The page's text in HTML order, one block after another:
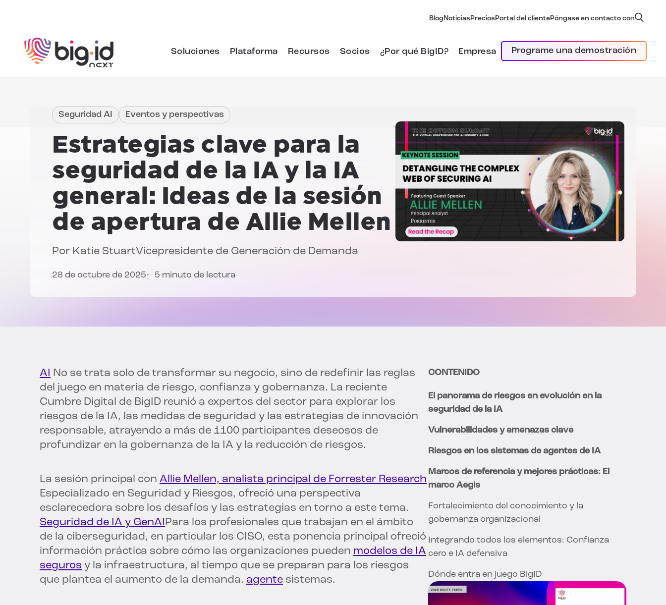
Blog Noticias Precios Portal del clientePóngase en contacto con
Soluciones Plataforma Recursos Socios ¿Por qué BigID? Empresa Programe una demostración
Seguridad AI Eventos y perspectivas
Estrategias clave para la
seguridad de la IA y la IA
general: Ideas de la sesión
de apertura de Allie Mellen
Por Katie StuartVicepresidente de Generación de Demanda
28 de octubre de 2025 5 minuto de lectura
AI No se trata solo de transformar su negocio, sino de redefinir las reglas
del juego en materia de riesgo, confianza y gobernanza. La reciente
Cumbre Digital de BigID reunió a expertos del sector para explorar los
riesgos de la IA, las medidas de seguridad y las estrategias de innovación
responsable, atrayendo a más de 1100 participantes deseosos de
profundizar en la gobernanza de la IA y la reducción de riesgos.
La sesión principal con Allie Mellen, analista principal de Forrester Research
Especializado en Seguridad y Riesgos, ofreció una perspectiva
esclarecedora sobre los desafíos y las estrategias en torno a este tema.
Seguridad de IA y GenAIPara los profesionales que trabajan en el ámbito
de la ciberseguridad, en particular los CISO, esta ponencia principal ofreció
información práctica sobre cómo las organizaciones pueden modelos de IA
seguros y la infraestructura, al tiempo que se preparan para los riesgos
que plantea el aumento de la demanda. agente sistemas.
CONTENIDO
El panorama de riesgos en evolución en la
seguridad de la IA
Vulnerabilidades y amenazas clave
Riesgos en los sistemas de agentes de IA
Marcos de referencia y mejores prácticas: El
marco Aegis
Fortalecimiento del conocimiento y la
gobernanza organizacional
Integrando todos los elementos: Confianza
cero e IA defensiva
Dónde entra en juego BigID